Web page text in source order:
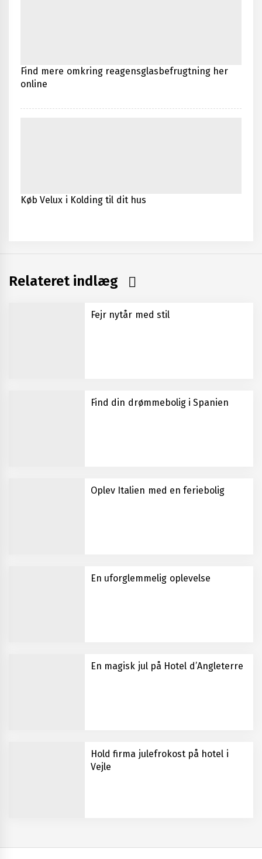
Find mere omkring reagensglasbefrugtning her
online
Køb Velux i Kolding til dit hus
Relateret indlæg
Fejr nytår med stil
Find din drømmebolig i Spanien
Oplev Italien med en feriebolig
En uforglemmelig oplevelse
En magisk jul på Hotel d’Angleterre
Hold firma julefrokost på hotel i
Vejle